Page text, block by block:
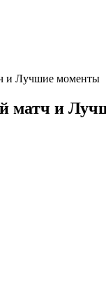
и Лучшие моменты
матч и